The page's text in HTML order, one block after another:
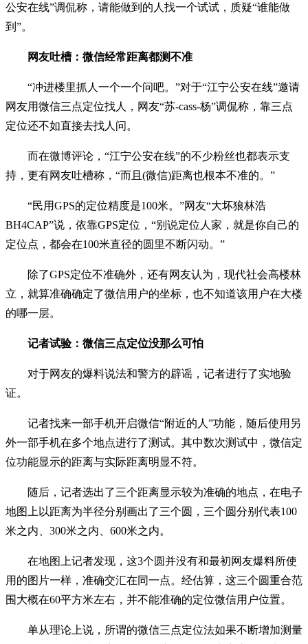
公安在线”调侃称，请能做到的人找一个试试，质疑“谁能做
到”。
网友吐槽：微信经常距离都测不准
“冲进楼里抓人一个一个问吧。”对于“江宁公安在线”邀请
网友用微信三点定位找人，网友“苏-cass-杨”调侃称，靠三点
定位还不如直接去找人问。
而在微博评论，“江宁公安在线”的不少粉丝也都表示支
持，更有网友吐槽称，“而且(微信)距离也根本不准的。”
“民用GPS的定位精度是100米。”网友“大坏狼林浩
BH4CAP”说，依靠GPS定位，“别说定位人家，就是你自己的
定位点，都会在100米直径的圆里不断闪动。”
除了GPS定位不准确外，还有网友认为，现代社会高楼林
立，就算准确确定了微信用户的坐标，也不知道该用户在大楼
的哪一层。
记者试验：微信三点定位没那么可怕
对于网友的爆料说法和警方的辟谣，记者进行了实地验
证。
记者找来一部手机开启微信“附近的人”功能，随后使用另
外一部手机在多个地点进行了测试。其中数次测试中，微信定
位功能显示的距离与实际距离明显不符。
随后，记者选出了三个距离显示较为准确的地点，在电子
地图上以距离为半径分别画出了三个圆，三个圆分别代表100
米之内、300米之内、600米之内。
在地图上记者发现，这3个圆并没有和最初网友爆料所使
用的图片一样，准确交汇在同一点。经估算，这三个圆重合范
围大概在60平方米左右，并不能准确的定位微信用户位置。
单从理论上说，所谓的微信三点定位法如果不断增加测量